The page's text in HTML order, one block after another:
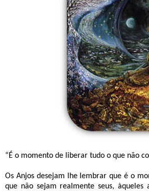
“É o momento de liberar tudo o que não
Os Anjos desejam lhe lembrar que é o
que não sejam realmente seus,